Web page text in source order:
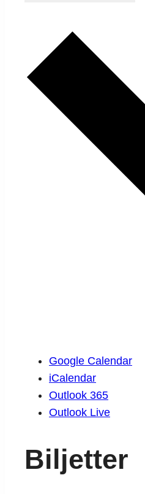
Google Calendar
iCalendar
Outlook 365
Outlook Live
Biljetter